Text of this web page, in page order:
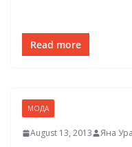
Read more
МОДА
August 13, 2013 Яна